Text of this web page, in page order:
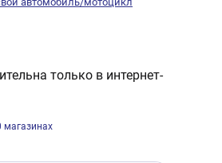
только в интернет-
магазинах